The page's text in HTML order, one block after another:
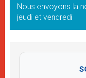
Nous envoyons la
jeudi et vendredi